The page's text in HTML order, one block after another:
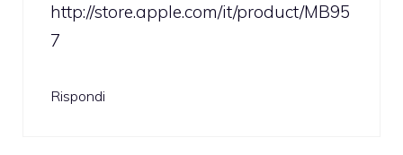
http://store.apple.com/it/product/MB95
7
Rispondi